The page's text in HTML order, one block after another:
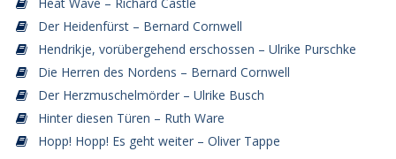
Der Heidenfürst – Bernard Cornwell
Hendrikje, vorübergehend erschossen – Ulrike Purschke
Die Herren des Nordens – Bernard Cornwell
Der Herzmuschelmörder – Ulrike Busch
Hinter diesen Türen – Ruth Ware
Hopp! Hopp! Es geht weiter – Oliver Tappe